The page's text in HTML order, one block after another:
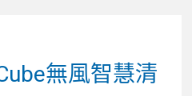
無風智慧清